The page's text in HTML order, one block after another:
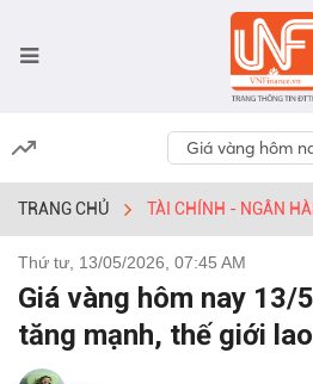
Giá vàng hôm
TRANG CHỦ TÀI CHÍNH - NGÂN
Thứ tư, 13/05/2026, 07:45 AM
Giá vàng hôm nay 13/
tăng mạnh, thế giới